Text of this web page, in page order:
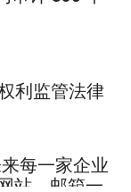
利监管法律
每一家企业
站、邮箱一